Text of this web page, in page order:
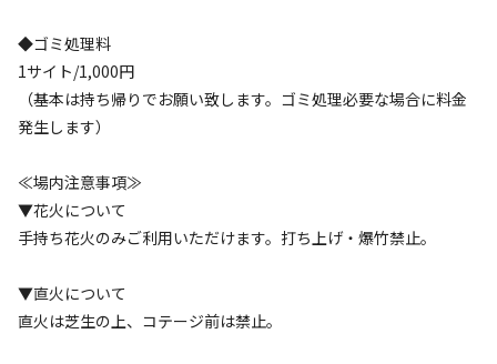
◆ゴミ処理料
1サイト/1,000円
（基本は持ち帰りでお願い致します。ゴミ処理必要な場合に料金
発生します）
≪場内注意事項≫
▼花火について
手持ち花火のみご利用いただけます。打ち上げ・爆竹禁止。
▼直火について
直火は芝生の上、コテージ前は禁止。
飯岡灯台からの初日の出も拝めますよ。
みなさまのお越しをお待ちしております。
宿泊